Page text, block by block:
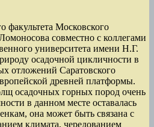
факультета Московского
совместно с коллегами
университета имени Н.Г.
осадочной цикличности в
отложений Саратовского
древней платформы.
осадочных горных пород очень
в данном месте оставалась
она может быть связана с
климата, чередованием